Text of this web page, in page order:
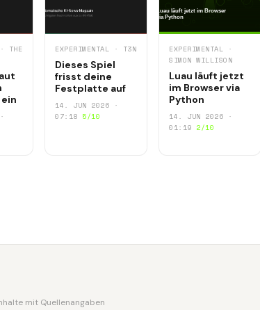
THE
EXPERIMENTAL · T3N
Dieses Spiel
frisst deine
Festplatte auf
14. JUN 2026 ·
07:18 5/10
EXPERIMENTAL ·
SIMON WILLISON
Luau läuft jetzt
im Browser via
Python
14. JUN 2026 ·
01:19 2/10
mit Quellenangaben